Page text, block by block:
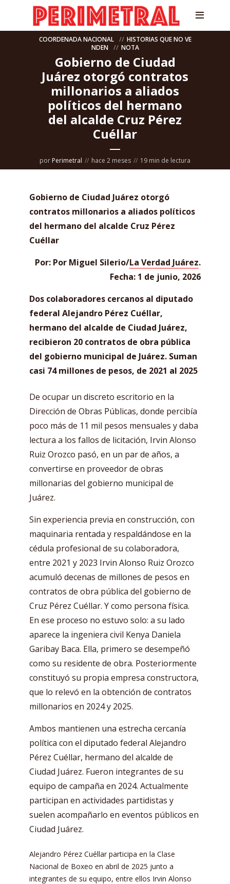
COORDENADA NACIONAL
HISTORIAS QUE NO VE
NDEN
NOTA
Gobierno de Ciudad
Juárez otorgó contratos
millonarios a aliados
políticos del hermano
del alcalde Cruz Pérez
Cuéllar
por Perimetral hace 2 meses 19 min de lectura
Gobierno de Ciudad Juárez otorgó
contratos millonarios a aliados políticos
del hermano del alcalde Cruz Pérez
Cuéllar
Por: Por Miguel Silerio/La Verdad Juárez.
Fecha: 1 de junio, 2026
Dos colaboradores cercanos al diputado
federal Alejandro Pérez Cuéllar,
hermano del alcalde de Ciudad Juárez,
recibieron 20 contratos de obra pública
del gobierno municipal de Juárez. Suman
casi 74 millones de pesos, de 2021 al 2025
De ocupar un discreto escritorio en la
Dirección de Obras Públicas, donde percibía
poco más de 11 mil pesos mensuales y daba
lectura a los fallos de licitación, Irvin Alonso
Ruiz Orozco pasó, en un par de años, a
convertirse en proveedor de obras
millonarias del gobierno municipal de
Juárez.
Sin experiencia previa en construcción, con
maquinaria rentada y respaldándose en la
cédula profesional de su colaboradora,
entre 2021 y 2023 Irvin Alonso Ruiz Orozco
acumuló decenas de millones de pesos en
contratos de obra pública del gobierno de
Cruz Pérez Cuéllar. Y como persona física.
En ese proceso no estuvo solo: a su lado
aparece la ingeniera civil Kenya Daniela
Garibay Baca. Ella, primero se desempeñó
como su residente de obra. Posteriormente
constituyó su propia empresa constructora,
que lo relevó en la obtención de contratos
millonarios en 2024 y 2025.
Ambos mantienen una estrecha cercanía
política con el diputado federal Alejandro
Pérez Cuéllar, hermano del alcalde de
Ciudad Juárez. Fueron integrantes de su
equipo de campaña en 2024. Actualmente
participan en actividades partidistas y
suelen acompañarlo en eventos públicos en
Ciudad Juárez.
Alejandro Pérez Cuéllar participa en la Clase
Nacional de Boxeo en abril de 2025 junto a
integrantes de su equipo, entre ellos Irvin Alonso